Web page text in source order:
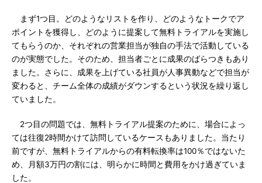
まず1つ目。どのようなリストを作り、どのようなトークでア
ポイントを獲得し、どのように提案して無料トライアルを実施し
てもらうのか、それぞれの営業担当が独自の手法で活動している
のが実態でした。そのため、担当者ごとに成果のばらつきもあり
ました。さらに、成果を上げている社員が人事異動などで担当が
変わると、チーム全体の成績がダウンするという状況を繰り返し
ていました。
2つ目の問題では、無料トライアル提案のために、場合によっ
ては往復2時間かけて訪問しているケースもありました。当たり
前ですが、無料トライアルからの有料転換率は100％ではないた
め、月額3万円の割には、明らかに時間と費用をかけ過ぎていま
した。